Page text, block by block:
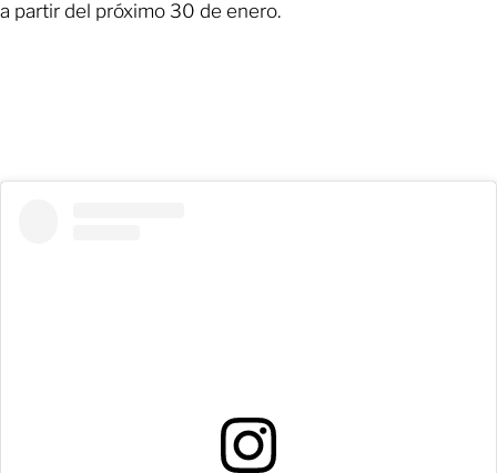
a partir del próximo 30 de enero.